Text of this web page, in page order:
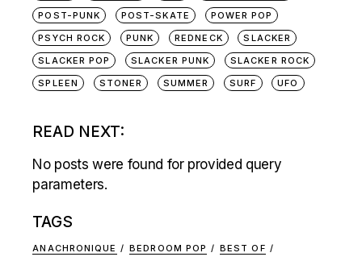
POST-PUNK
POST-SKATE
POWER POP
PSYCH ROCK
PUNK REDNECK
SLACKER
SLACKER POP
SLACKER PUNK
SLACKER ROCK
SPLEEN
STONER SUMMER SURF UFO
READ NEXT:
No posts were found for provided query
parameters.
TAGS
ANACHRONIQUE BEDROOM POP
BEST OF